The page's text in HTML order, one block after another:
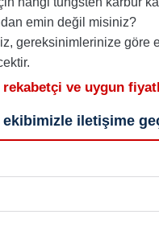
emin değil misiniz?
gereksinimlerinize göre
rekabetçi ve uygun
iletişime